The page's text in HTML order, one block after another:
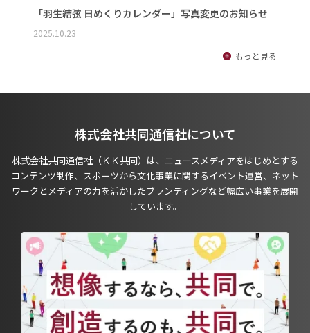
「羽生結弦 日めくりカレンダー」写真変更のお知らせ
2025.10.23
もっと見る
株式会社共同通信社について
株式会社共同通信社（ＫＫ共同）は、ニュースメディアをはじめとする
コンテンツ制作、スポーツから文化事業に関するイベント運営、ネット
ワークとメディアの力を活かしたブランディングなど幅広い事業を展開
しています。